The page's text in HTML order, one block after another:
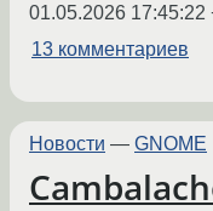
01.05.2026 17:45:22
13 комментариев
Новости — GNOME